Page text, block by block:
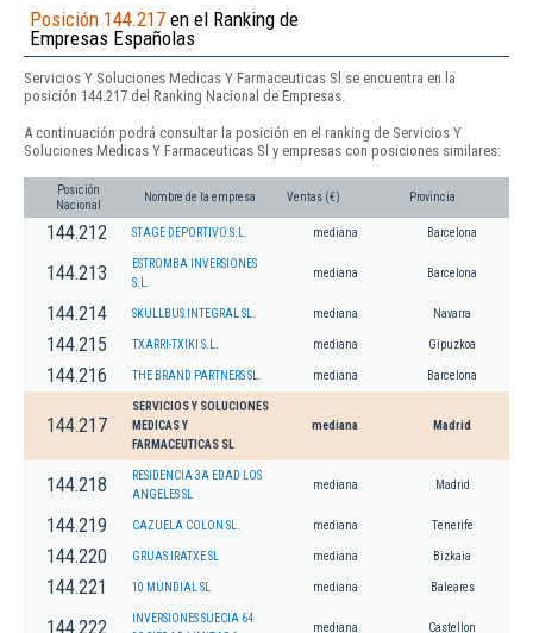
Posición 144.217 en el Ranking de
Empresas Españolas
Servicios Y Soluciones Medicas Y Farmaceuticas Sl se encuentra en la
posición 144.217 del Ranking Nacional de Empresas.
A continuación podrá consultar la posición en el ranking de Servicios Y
Soluciones Medicas Y Farmaceuticas Sl y empresas con posiciones similares:
Posición
Nacional
Nombre de la empresa Ventas (€) Provincia
144.212 STAGE DEPORTIVO S.L. mediana Barcelona
144.213
ESTROMBA INVERSIONES
S.L.
mediana Barcelona
144.214 SKULLBUS INTEGRAL SL. mediana Navarra
144.215 TXARRI-TXIKI S.L. mediana Gipuzkoa
144.216 THE BRAND PARTNERS SL. mediana Barcelona
144.217
SERVICIOS Y SOLUCIONES
MEDICAS Y
FARMACEUTICAS SL
mediana Madrid
144.218
RESIDENCIA 3A EDAD LOS
ANGELES SL
mediana Madrid
144.219 CAZUELA COLON SL. mediana Tenerife
144.220 GRUAS IRATXE SL mediana Bizkaia
144.221 10 MUNDIAL SL mediana Baleares
144.222
INVERSIONES SUECIA 64
mediana Castellon